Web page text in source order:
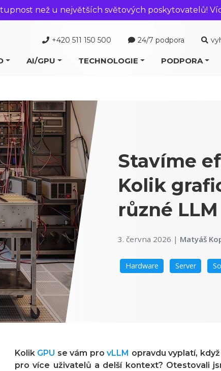
než u největších světových poskytovatelů!
+420 511 150 500 24/7 podpora
AI/GPU TECHNOLOGIE PODPORA
Stavíme
Kolik
různé
3. června 2026 | Matyáš
Hardware Server
Kolik GPU se vám provLLM opravdu vyplatí,
pro více uživatelů a delší kontext? Otestovali